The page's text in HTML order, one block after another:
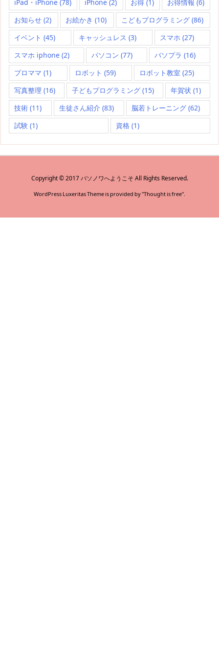
iPad・iPhone (78) iPhone (2) お得(1) お得情報 (6)
お知らせ (2) お絵かき (10) こどもプログラミング(86)
イベント (45) キャッシュレス (3) スマホ (27)
スマホ iphone (2) パソコン (77) パソプラ (16)
プロママ (1) ロボット (59) ロボット教室 (25)
写真整理 (16) 子どもプログラミング (15) 年賀状 (1)
技術 (11) 生徒さん紹介 (83) 脳若トレーニング (62)
試験 (1) 資格 (1)
Copyright ©2017 パソノワへようこそ All Rights Reserved.
WordPress Luxeritas Theme is provided by "Thought is free".